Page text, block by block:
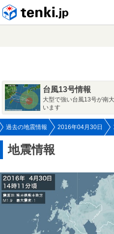
台風13号情報
大型で強い台風13号が南
います
過去の地震情報 2016年04月30日
地震情報